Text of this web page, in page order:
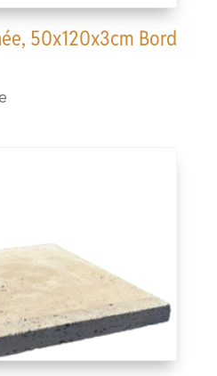
50x120x3cm Bord